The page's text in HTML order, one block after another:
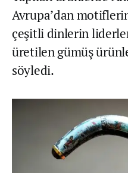
Avrupa’dan
çeşitli dinlerin
üretilen gümüş
söyledi.